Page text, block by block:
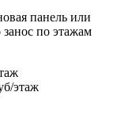
панель или
по этажам
этаж